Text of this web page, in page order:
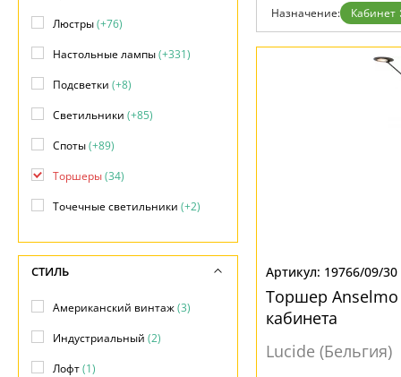
Установка
Дизайнерам
Бренды
Назначение: Кабинет
19766/09/30
Торшер Anselmo
кабинета
Lucide (Бельгия)
Люстры(+76)
Настольные лампы(+331)
Подсветки (+8)
Светильники (+85)
Споты(+89)
Торшеры(34)
Точечные светильники (+2)
СТИЛЬ
Американский винтаж(3)
Индустриальный (2)
Лофт(1)